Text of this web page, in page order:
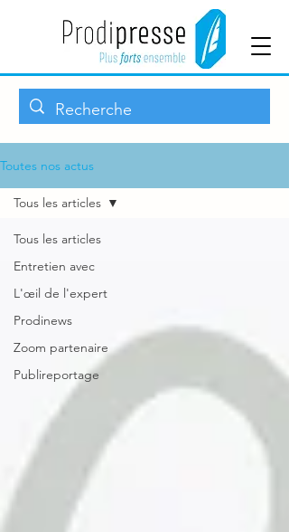
Toutes nos actus
Tous les articles
Entretien avec
L'œil de l'expert
Prodinews
Zoom partenaire
Publireportage
Tous les articles